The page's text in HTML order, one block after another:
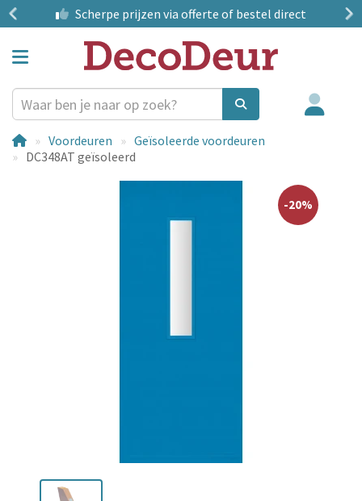
Scherpe prijzen via offerte of bestel direct
Voordeuren
Geïsoleerde voordeuren
DC348AT geïsoleerd
-20%